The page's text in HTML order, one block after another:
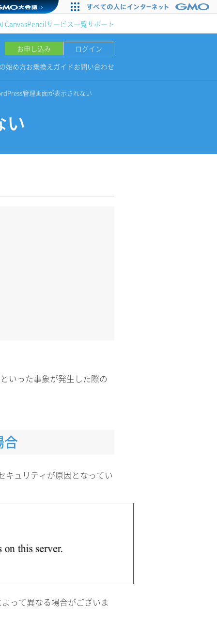
CanvasPencilサービス一覧サポート
お申し込み
ログイン
始め方お乗換えガイドお問い合わせ
管理画面が表示されない
い
いった事象が発生した際の
キュリティが原因となってい
って異なる場合がございま